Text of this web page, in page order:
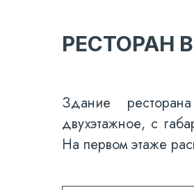
РЕСТОРАН
Здание
двухэтажное, с
На первом этаже